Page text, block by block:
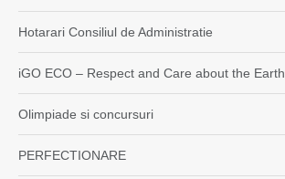
Hotarari Consiliul de Administratie
iGO ECO – Respect and Care about the Earth
Olimpiade si concursuri
PERFECTIONARE